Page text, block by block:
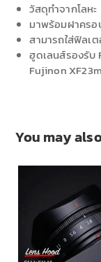
วัสดุทำจากโลหะ
มาพร้อมฝาครอ
สามารถใส่ฟิลเ
ฮูดเลนส์รองรับ
Fujinon
You may